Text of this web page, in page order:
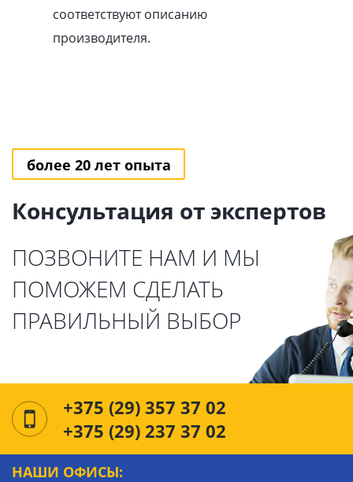
соответствуют описанию
производителя.
более 20 лет опыта
Консультация от экспертов
ПОЗВОНИТЕ НАМ И МЫ
ПОМОЖЕМ СДЕЛАТЬ
ПРАВИЛЬНЫЙ ВЫБОР
+375 (29) 357 37 02
+375 (29) 237 37 02
НАШИ ОФИСЫ: